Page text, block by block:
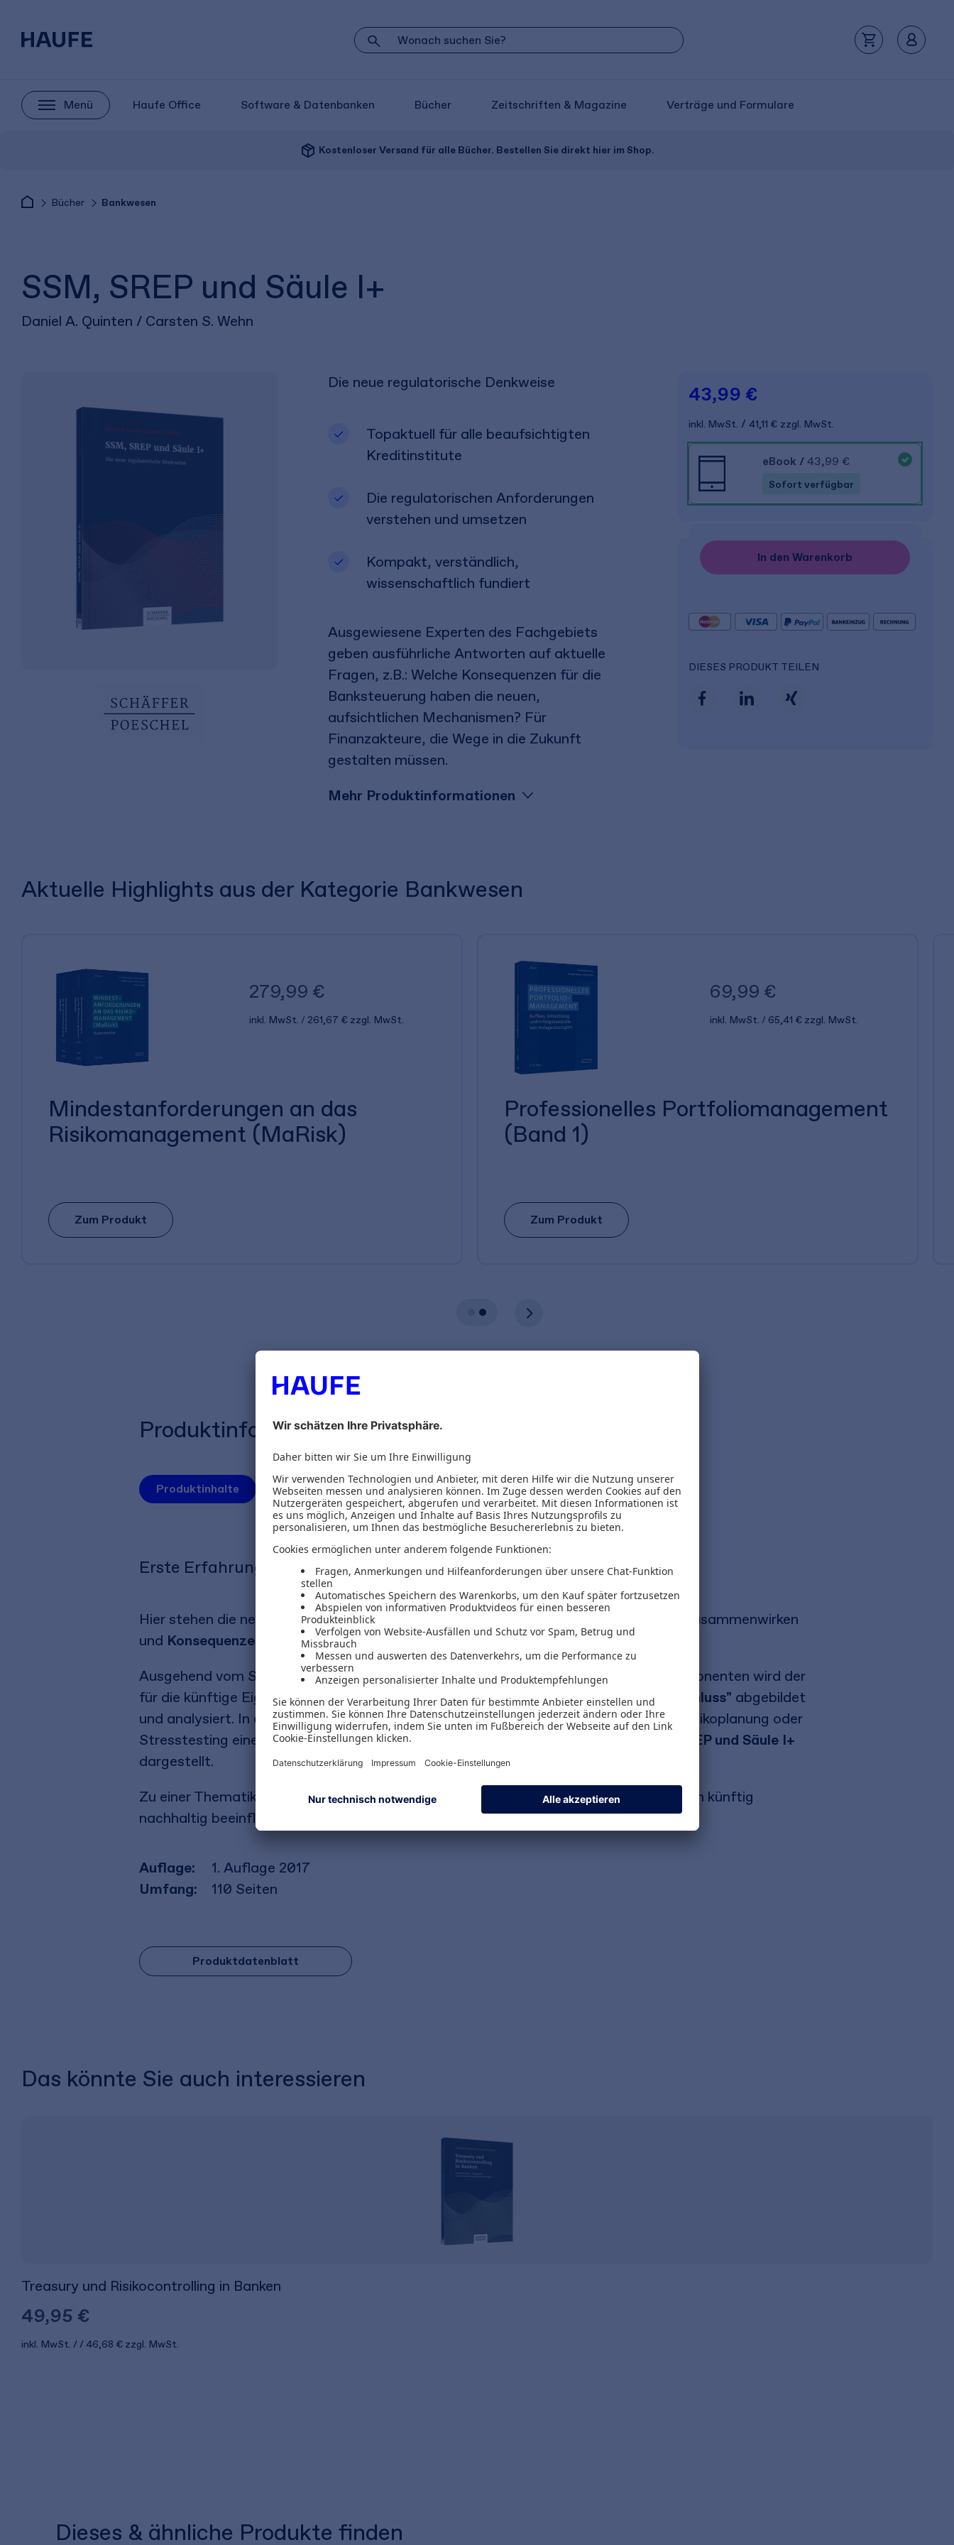
Menü Haufe Office Software & Datenbanken Bücher Zeitschriften & Magazine Verträge und Formulare
package_2 Kostenloser Versand für alle Bücher. Bestellen Sie direkt hier im Shop.
Bücher Bankwesen
SSM, SREP und Säule I+
Daniel A. Quinten / Carsten S. Wehn
Die neue regulatorische Denkweise
Topaktuell für alle beaufsichtigten
Kreditinstitute
Die regulatorischen Anforderungen
verstehen und umsetzen
Kompakt, verständlich,
wissenschaftlich fundiert
Ausgewiesene Experten des Fachgebiets
geben ausführliche Antworten auf aktuelle
Fragen, z.B.: Welche Konsequenzen für die
Banksteuerung haben die neuen,
aufsichtlichen Mechanismen? Für
Finanzakteure, die Wege in die Zukunft
gestalten müssen.
Mehr Produktinformationen
43,99 €
inkl. MwSt. 41,11 € zzgl. MwSt.
eBook / 43,99 €
Sofort verfügbar
In den Warenkorb
DIESES PRODUKT TEILEN
Aktuelle Highlights aus der Kategorie Bankwesen
279,99 €
inkl. MwSt. 261,67 € zzgl. MwSt.
Mindestanforderungen an das
Risikomanagement (MaRisk)
Zum Produkt
69,99 €
inkl. MwSt. 65,41 € zzgl. MwSt.
Professionelles Portfoliomanagement
(Band 1)
Zum Produkt
Produktinformationen
Produktinhalte Autoren Inhaltsverzeichnis
Erste Erfahrungen, mit Blick auf die Zukunft
Hier stehen die neuen, aufsichtlichen Mechanismen im Mittelpunkt, vor allem deren Zusammenwirken
und Konsequenzen für die Banksteuerung.
Ausgehend vom Supervisory Review and Evaluation Process (SREP) und seinen Komponenten wird der
für die künftige Eigenmittelanforderungvon Kreditinstituten angestrebte "Lückenschluss" abgebildet
und analysiert. In diesem Kontext spielen auch verschiedene Prozesse wie Kapital-, Risikoplanung oder
Stresstesting eine wesentliche Rolle. Insbesondere werden
erste Erfahrungen mit SREP und Säule I+
dargestellt.
Zu einer Thematik, die die regulatorische wie auch ökonomische Steuerung von Banken künftig
nachhaltig beeinflussen wird.
Auflage:
1. Auflage 2017
Umfang:
110 Seiten
Produktdatenblatt
Das könnte Sie auch interessieren
Treasury und Risikocontrolling in Banken
49,95 €
inkl. MwSt. 46,68 € zzgl. MwSt.
Dieses & ähnliche Produkte finden